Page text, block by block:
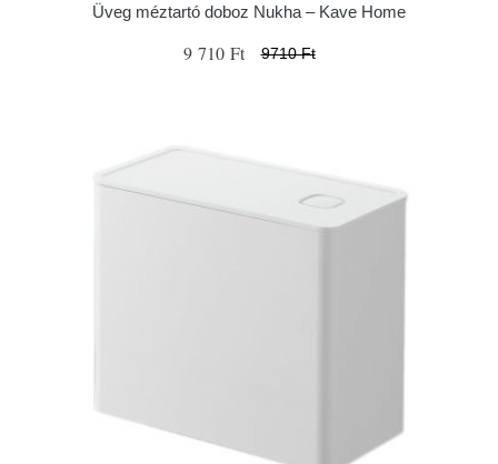
Üveg méztartó doboz Nukha – Kave Home
9 710 Ft 9710 Ft